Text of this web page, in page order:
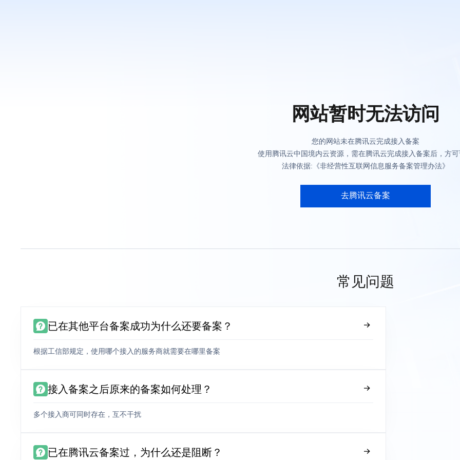
网站暂时无法访问
您的网站未在腾讯云完成接入备案
使用腾讯云中国境内云资源，需在腾讯云完成接入备案后，方
法律依据:《非经营性互联网信息服务备案管理办法》
去腾讯云备案
常见问题
已在其他平台备案成功为什么还要备案？
根据工信部规定，使用哪个接入的服务商就需要在哪里备案
接入备案之后原来的备案如何处理？
多个接入商可同时存在，互不干扰
已在腾讯云备案过，为什么还是阻断？